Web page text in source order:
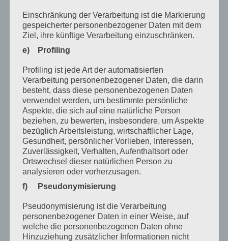
November 2023
Oktober 2023
September 2023
Juli 2023
Juni 2023
Mai 2023
April 2023
März 2023
Februar 2023
Dezember 2022
November 2022
Oktober 2022
September 2022
Einschränkung der Verarbeitung ist die Markierung
gespeicherter personenbezogener Daten mit dem
Ziel, ihre künftige Verarbeitung einzuschränken.
e) Profiling
Profiling ist jede Art der automatisierten
Verarbeitung personenbezogener Daten, die darin
besteht, dass diese personenbezogenen Daten
verwendet werden, um bestimmte persönliche
Aspekte, die sich auf eine natürliche Person
beziehen, zu bewerten, insbesondere, um Aspekte
bezüglich Arbeitsleistung, wirtschaftlicher Lage,
Gesundheit, persönlicher Vorlieben, Interessen,
Zuverlässigkeit, Verhalten, Aufenthaltsort oder
Ortswechsel dieser natürlichen Person zu
analysieren oder vorherzusagen.
f) Pseudonymisierung
Pseudonymisierung ist die Verarbeitung
personenbezogener Daten in einer Weise, auf
welche die personenbezogenen Daten ohne
Hinzuziehung zusätzlicher Informationen nicht